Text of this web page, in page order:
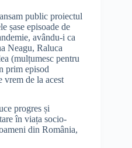
public proiectul
șase episoade de
avându-i ca
Neagu, Raluca
(mulțumesc pentru
prim episod
vrem de la acest
progres și
în viața socio-
din România,